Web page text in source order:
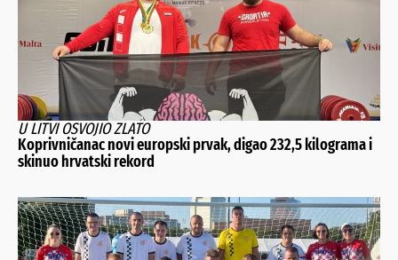
U LITVI OSVOJIO ZLATO
Koprivničanac novi europski prvak, digao 232,5 kilograma i
skinuo hrvatski rekord